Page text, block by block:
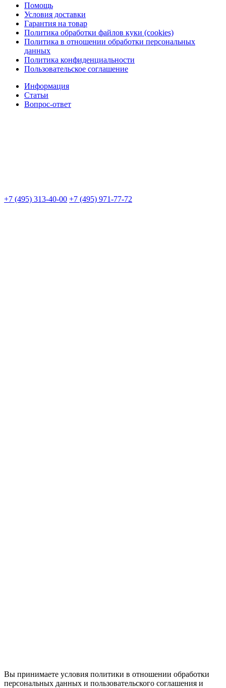
Помощь
Условия доставки
Гарантия на товар
Политика обработки файлов куки (cookies)
Политика в отношении обработки персональных
данных
Политика конфиденциальности
Пользовательское соглашение
Информация
Статьи
Вопрос-ответ
+7 (495) 313-40-00 +7 (495) 971-77-72
Вы принимаете условия политики в отношении обработки
персональных данных и пользовательского соглашения и